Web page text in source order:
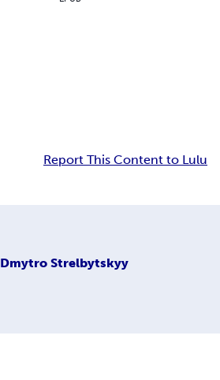
Report This Content to Lulu
Dmytro Strelbytskyy